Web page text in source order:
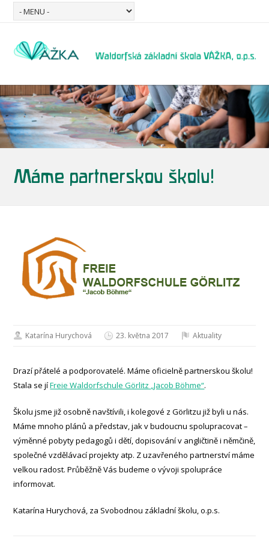
Máme partnerskou školu!
Katarína Hurychová 23. května 2017 Aktuality
Drazí přátelé a podporovatelé. Máme oficielně partnerskou školu!
Stala se jíFreie Waldorfschule Görlitz „Jacob Böhme“.
Školu jsme již osobně navštívili, i kolegové z Görlitzu již byli u nás.
Máme mnoho plánů a představ, jak v budoucnu spolupracovat –
výměnné pobyty pedagogů i dětí, dopisování v angličtině i němčině,
společné vzdělávací projekty atp. Z uzavřeného partnerství máme
velkou radost. Průběžně Vás budeme o vývoji spolupráce
informovat.
Katarína Hurychová, za Svobodnou základní školu, o.p.s.